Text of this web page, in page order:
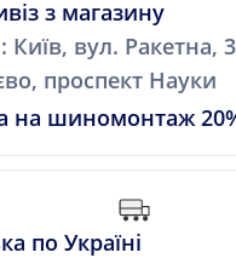
з магазину
Київ, вул. Ракетна,
проспект Науки
на шиномонтаж
по Україні